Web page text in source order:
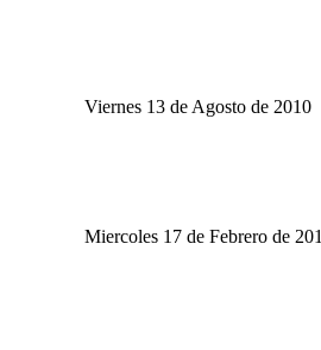
Viernes 13 de Agosto de 2010
Miercoles 17 de Febrero de